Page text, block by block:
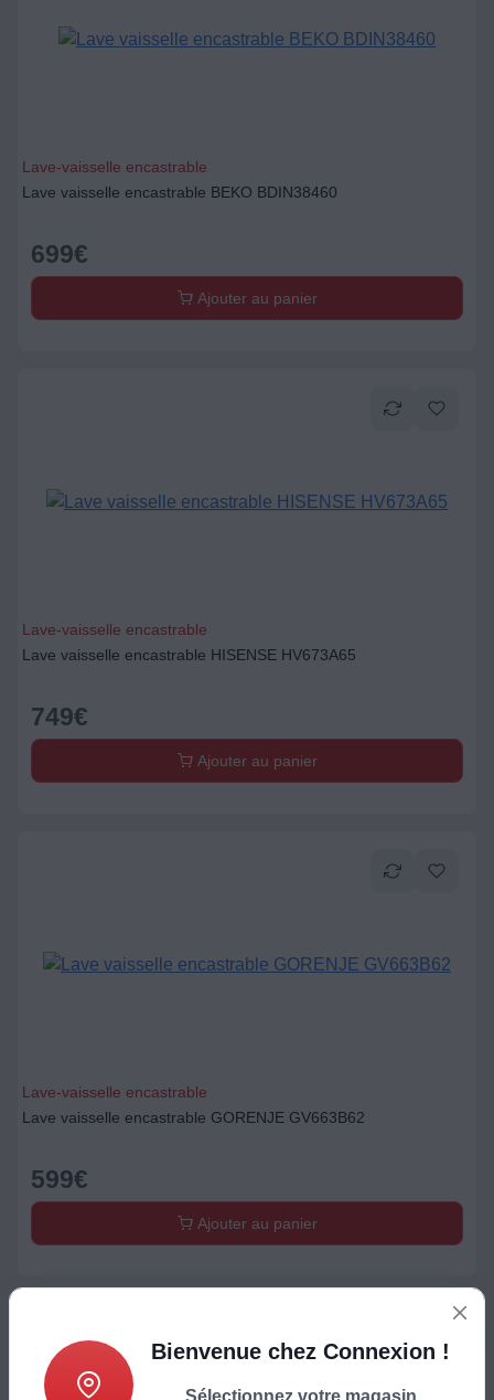
Lave-vaisselle encastrable
Lave vaisselle encastrable BEKO BDIN38460
699€
Ajouter au panier
Lave-vaisselle encastrable
Lave vaisselle encastrable HISENSE HV673A65
749€
Ajouter au panier
Lave-vaisselle encastrable
Lave vaisselle encastrable GORENJE GV663B62
599€
Ajouter au panier
Bienvenue chez Connexion !
Sélectionnez votre magasin